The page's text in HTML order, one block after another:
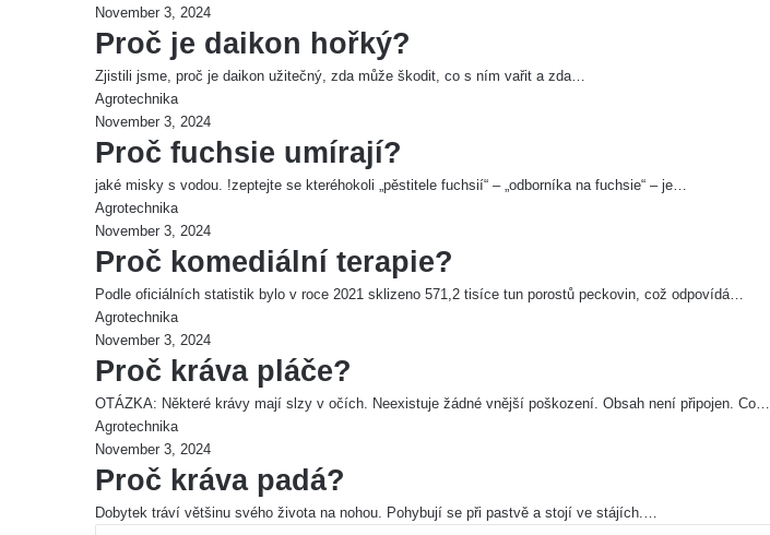
November 3, 2024
Proč je daikon hořký?
Zjistili jsme, proč je daikon užitečný, zda může škodit, co s ním vařit a zda…
Agrotechnika
November 3, 2024
Proč fuchsie umírají?
jaké misky s vodou. !zeptejte se kteréhokoli „pěstitele fuchsií“ – „odborníka na fuchsie“ – je…
Agrotechnika
November 3, 2024
Proč komediální terapie?
Podle oficiálních statistik bylo v roce 2021 sklizeno 571,2 tisíce tun porostů peckovin, což odpovídá…
Agrotechnika
November 3, 2024
Proč kráva pláče?
OTÁZKA: Některé krávy mají slzy v očích. Neexistuje žádné vnější poškození. Obsah není připojen. Co…
Agrotechnika
November 3, 2024
Proč kráva padá?
Dobytek tráví většinu svého života na nohou. Pohybují se při pastvě a stojí ve stájích.…